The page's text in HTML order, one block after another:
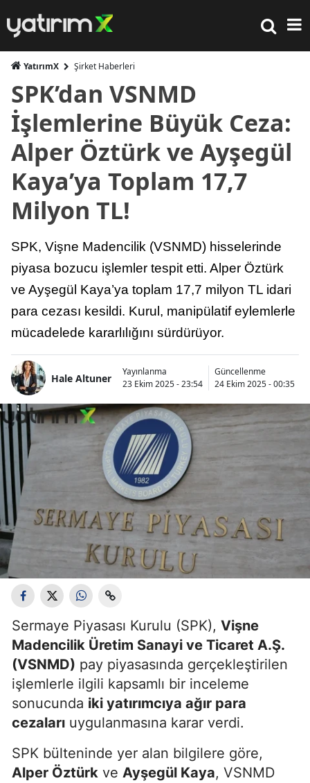
YatırımX Şirket Haberleri
SPK’dan VSNMD
İşlemlerine Büyük Ceza:
Alper Öztürk ve Ayşegül
Kaya’ya Toplam 17,7
Milyon TL!
SPK, Vişne Madencilik (VSNMD) hisselerinde
piyasa bozucu işlemler tespit etti. Alper Öztürk
ve Ayşegül Kaya’ya toplam 17,7 milyon TL idari
para cezası kesildi. Kurul, manipülatif eylemlerle
mücadelede kararlılığını sürdürüyor.
Hale Altuner
Yayınlanma
23 Ekim 2025 - 23:54
Güncellenme
24 Ekim 2025 - 00:35
Sermaye Piyasası Kurulu (SPK), Vişne
Madencilik Üretim Sanayi ve Ticaret A.Ş.
(VSNMD) pay piyasasında gerçekleştirilen
işlemlerle ilgili kapsamlı bir inceleme
sonucunda iki yatırımcıya ağır para
cezaları uygulanmasına karar verdi.
SPK bülteninde yer alan bilgilere göre,
Alper Öztürk ve Ayşegül Kaya, VSNMD